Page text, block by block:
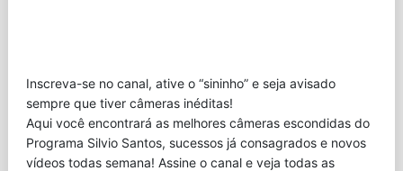
Inscreva-se no canal, ative o “sininho” e seja avisado
sempre que tiver câmeras inéditas!
Aqui você encontrará as melhores câmeras escondidas do
Programa Silvio Santos, sucessos já consagrados e novos
vídeos todas semana! Assine o canal e veja todas as